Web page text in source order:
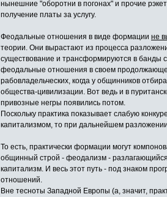
нынешние "оборотни в погонах" и прочие
получение платы за услугу.
Феодальные отношения в виде формации не
теории. Они вырастают из процесса
существование и трансформируются в банды
феодальные отношения в своем
рабовладельческих, когда у общинников
общества-цивилизации. Вот ведь и в
привозные негры появились потом.
Поскольку практика показывает слабую
капитализмом, то при дальнейшем
То есть, практически формации могут
общинный строй - феодализм -
капитализм. И весь этот путь - под знаком
отношений.
Вне тесноты Западной Европы (а, значит,